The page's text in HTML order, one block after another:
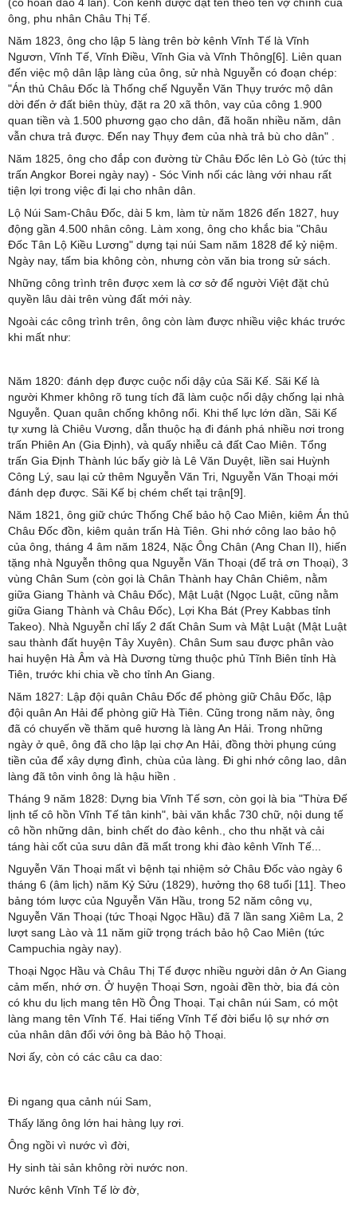
ông, phu nhân Châu Thị Tế.
Năm 1823, ông cho lập 5 làng trên bờ kênh Vĩnh Tế là Vĩnh
Ngươn, Vĩnh Tế, Vĩnh Điều, Vĩnh Gia và Vĩnh Thông[6]. Liên quan
đến việc mộ dân lập làng của ông, sử nhà Nguyễn có đoạn chép:
"Án thủ Châu Đốc là Thống chế Nguyễn Văn Thụy trước mộ dân
dời đến ở đất biên thùy, đặt ra 20 xã thôn, vay của công 1.900
quan tiền và 1.500 phương gạo cho dân, đã hoãn nhiều năm, dân
vẫn chưa trả được. Đến nay Thụy đem của nhà trả bù cho dân" .
Năm 1825, ông cho đắp con đường từ Châu Đốc lên Lò Gò (tức thị
trấn Angkor Borei ngày nay) - Sóc Vinh nối các làng với nhau rất
tiện lợi trong việc đi lại cho nhân dân.
Lộ Núi Sam-Châu Đốc, dài 5 km, làm từ năm 1826 đến 1827, huy
động gần 4.500 nhân công. Làm xong, ông cho khắc bia "Châu
Đốc Tân Lộ Kiều Lương" dựng tại núi Sam năm 1828 để kỷ niệm.
Ngày nay, tấm bia không còn, nhưng còn văn bia trong sử sách.
Những công trình trên được xem là cơ sở để người Việt đặt chủ
quyền lâu dài trên vùng đất mới này.
Ngoài các công trình trên, ông còn làm được nhiều việc khác trước
khi mất như:
Năm 1820: đánh dẹp được cuộc nổi dậy của Sãi Kế. Sãi Kế là
người Khmer không rõ tung tích đã làm cuộc nổi dậy chống lại nhà
Nguyễn. Quan quân chống không nổi. Khi thế lực lớn dần, Sãi Kế
tự xưng là Chiêu Vương, dẫn thuộc hạ đi đánh phá nhiều nơi trong
trấn Phiên An (Gia Định), và quấy nhiễu cả đất Cao Miên. Tổng
trấn Gia Định Thành lúc bấy giờ là Lê Văn Duyệt, liền sai Huỳnh
Công Lý, sau lại cử thêm Nguyễn Văn Tri, Nguyễn Văn Thoại mới
đánh dẹp được. Sãi Kế bị chém chết tại trận[9].
Năm 1821, ông giữ chức Thống Chế bảo hộ Cao Miên, kiêm Án thủ
Châu Đốc đồn, kiêm quản trấn Hà Tiên. Ghi nhớ công lao bảo hộ
của ông, tháng 4 âm năm 1824, Nặc Ông Chân (Ang Chan II), hiến
tặng nhà Nguyễn thông qua Nguyễn Văn Thoại (để trả ơn Thoại), 3
vùng Chân Sum (còn gọi là Chân Thành hay Chân Chiêm, nằm
giữa Giang Thành và Châu Đốc), Mật Luật (Ngọc Luật, cũng nằm
giữa Giang Thành và Châu Đốc), Lợi Kha Bát (Prey Kabbas tỉnh
Takeo). Nhà Nguyễn chỉ lấy 2 đất Chân Sum và Mật Luật (Mật Luật
sau thành đất huyện Tây Xuyên). Chân Sum sau được phân vào
hai huyện Hà Âm và Hà Dương từng thuộc phủ Tĩnh Biên tỉnh Hà
Tiên, trước khi chia về cho tỉnh An Giang.
Năm 1827: Lập đội quân Châu Đốc để phòng giữ Châu Đốc, lập
đội quân An Hải để phòng giữ Hà Tiên. Cũng trong năm này, ông
đã có chuyến về thăm quê hương là làng An Hải. Trong những
ngày ở quê, ông đã cho lập lại chợ An Hải, đồng thời phụng cúng
tiền của để xây dựng đình, chùa của làng. Đi ghi nhớ công lao, dân
làng đã tôn vinh ông là hậu hiền .
Tháng 9 năm 1828: Dựng bia Vĩnh Tế sơn, còn gọi là bia "Thừa Đế
lịnh tế cô hồn Vĩnh Tế tân kinh", bài văn khắc 730 chữ, nội dung tế
cô hồn những dân, binh chết do đào kênh., cho thu nhặt và cải
táng hài cốt của sưu dân đã mất trong khi đào kênh Vĩnh Tế...
Nguyễn Văn Thoại mất vì bệnh tại nhiệm sở Châu Đốc vào ngày 6
tháng 6 (âm lịch) năm Kỷ Sửu (1829), hưởng thọ 68 tuổi [11]. Theo
bảng tóm lược của Nguyễn Văn Hầu, trong 52 năm công vụ,
Nguyễn Văn Thoại (tức Thoại Ngọc Hầu) đã 7 lần sang Xiêm La, 2
lượt sang Lào và 11 năm giữ trọng trách bảo hộ Cao Miên (tức
Campuchia ngày nay).
Thoại Ngọc Hầu và Châu Thị Tế được nhiều người dân ở An Giang
cảm mến, nhớ ơn. Ở huyện Thoại Sơn, ngoài đền thờ, bia đá còn
có khu du lịch mang tên Hồ Ông Thoại. Tại chân núi Sam, có một
làng mang tên Vĩnh Tế. Hai tiếng Vĩnh Tế đời biểu lộ sự nhớ ơn
của nhân dân đối với ông bà Bảo hộ Thoại.
Nơi ấy, còn có các câu ca dao:
Đi ngang qua cảnh núi Sam,
Thấy lăng ông lớn hai hàng lụy rơi.
Ông ngồi vì nước vì đời,
Hy sinh tài sản không rời nước non.
Nước kênh Vĩnh Tế lờ đờ,